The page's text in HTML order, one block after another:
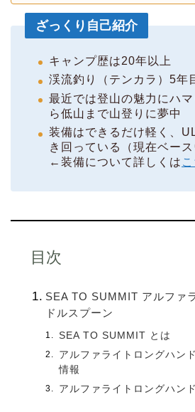
ざっくり自己紹介
キャンプ歴は20年以上
渓流釣り（テンカラ）5年
最近では登山の魅力にハ
ら低山まで山登りに夢中
装備はできるだけ軽く、
き回っている（現在ベー
←装備について詳しくは
目次
SEA TO SUMMIT アルファ
ドルスプーン
SEA TO SUMMIT とは
アルファライトロングハン
情報
アルファライトロングハン